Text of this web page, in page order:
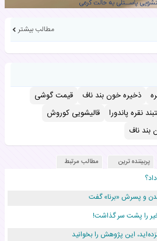
مطالب بیشتر
ذخیره خون بند ناف
قیمت گوشی
قالیشویی کوروش
بند ناف
پربیننده ترین مطالب مرتبط
و پسرش «برنا» گفت
این پژوهش را بخوانید